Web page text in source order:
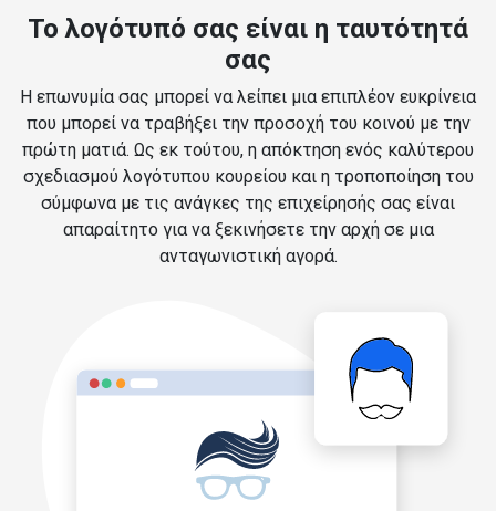
Το λογότυπό σας είναι η ταυτότητά
σας
Η επωνυμία σας μπορεί να λείπει μια επιπλέον ευκρίνεια
που μπορεί να τραβήξει την προσοχή του κοινού με την
πρώτη ματιά. Ως εκ τούτου, η απόκτηση ενός καλύτερου
σχεδιασμού λογότυπου κουρείου και η τροποποίηση του
σύμφωνα με τις ανάγκες της επιχείρησής σας είναι
απαραίτητο για να ξεκινήσετε την αρχή σε μια
ανταγωνιστική αγορά.